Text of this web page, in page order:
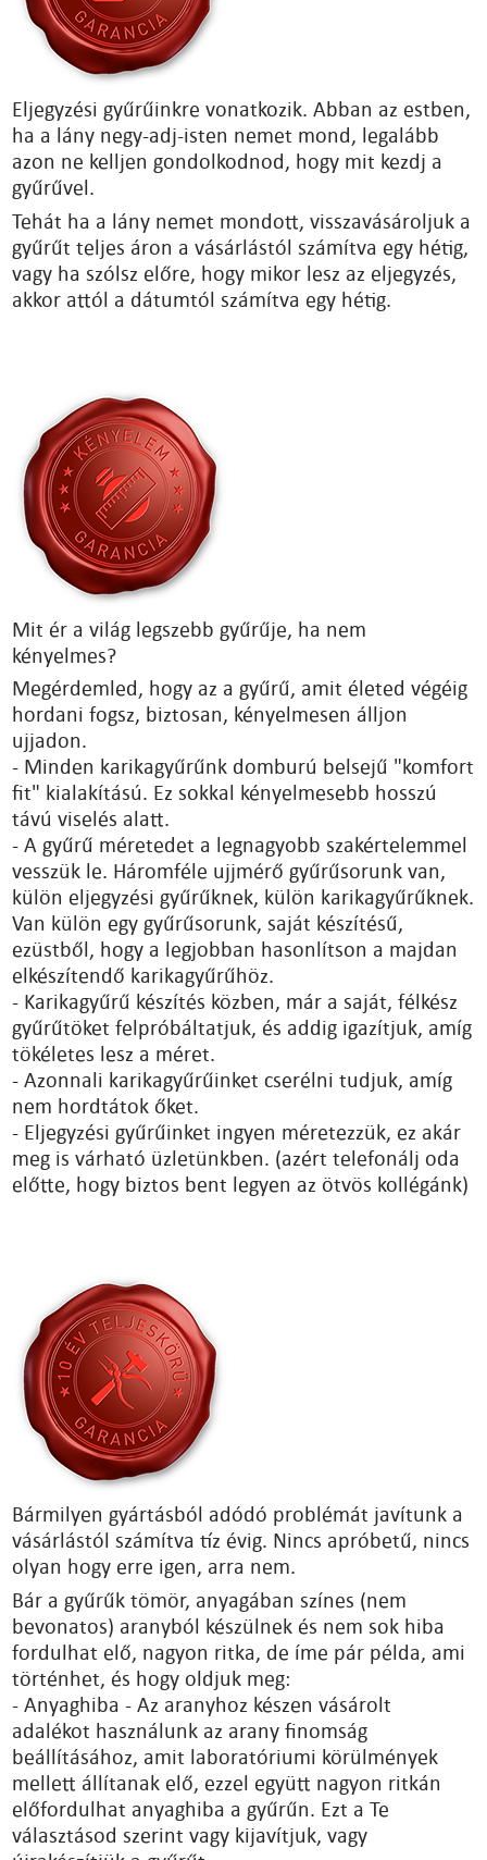
Eljegyzési gyűrűinkre vonatkozik. Abban az estben,
ha a lány negy-adj-isten nemet mond, legalább
azon ne kelljen gondolkodnod, hogy mit kezdj a
gyűrűvel.
Tehát ha a lány nemet mondott, visszavásároljuk a
gyűrűt teljes áron a vásárlástól számítva egy hétig,
vagy ha szólsz előre, hogy mikor lesz az eljegyzés,
akkor attól a dátumtól számítva egy hétig.
Mit ér a világ legszebb gyűrűje, ha nem
kényelmes?
Megérdemled, hogy az a gyűrű, amit életed végéig
hordani fogsz, biztosan, kényelmesen álljon
ujjadon.
- Minden karikagyűrűnk domburú belsejű "komfort
fit" kialakítású. Ez sokkal kényelmesebb hosszú
távú viselés alatt.
- A gyűrű méretedet a legnagyobb szakértelemmel
vesszük le. Háromféle ujjmérő gyűrűsorunk van,
külön eljegyzési gyűrűknek, külön karikagyűrűknek.
Van külön egy gyűrűsorunk, saját készítésű,
ezüstből, hogy a legjobban hasonlítson a majdan
elkészítendő karikagyűrűhöz.
- Karikagyűrű készítés közben, már a saját, félkész
gyűrűtöket felpróbáltatjuk, és addig igazítjuk, amíg
tökéletes lesz a méret.
- Azonnali karikagyűrűinket cserélni tudjuk, amíg
nem hordtátok őket.
- Eljegyzési gyűrűinket ingyen méretezzük, ez akár
meg is várható üzletünkben. (azért telefonálj oda
előtte, hogy biztos bent legyen az ötvös kollégánk)
Bármilyen gyártásból adódó problémát javítunk a
vásárlástól számítva tíz évig. Nincs apróbetű, nincs
olyan hogy erre igen, arra nem.
Bár a gyűrűk tömör, anyagában színes (nem
bevonatos) aranyból készülnek és nem sok hiba
fordulhat elő, nagyon ritka, de íme pár példa, ami
történhet, és hogy oldjuk meg:
- Anyaghiba - Az aranyhoz készen vásárolt
adalékot használunk az arany finomság
beállításához, amit laboratóriumi körülmények
mellett állítanak elő, ezzel együtt nagyon ritkán
előfordulhat anyaghiba a gyűrűn. Ezt a Te
választásod szerint vagy kijavítjuk, vagy